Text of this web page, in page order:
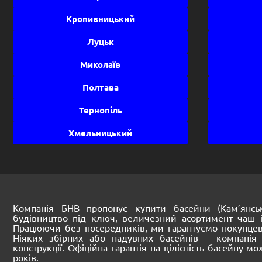
Кропивницький
Луцьк
Миколаїв
Полтава
Тернопіль
Хмельницький
Компанія БНВ пропонує купити басейни
будівництво під ключ, величезний асортимент чаш
Працюючи без посередників, ми гарантуємо
Ніяких збірних або надувних басейнів – компанія
конструкції. Офіційна гарантія на цілісність басейну
років.